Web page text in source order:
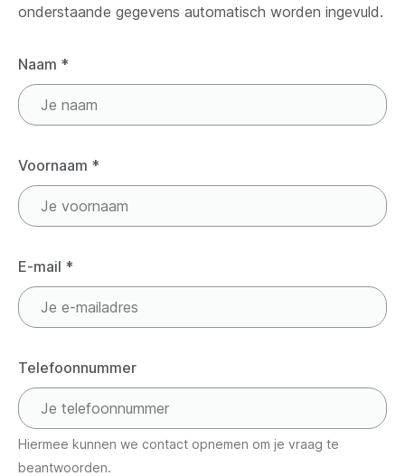
onderstaande gegevens automatisch worden ingevuld.
Naam *
Voornaam *
E-mail *
Telefoonnummer
Hiermee kunnen we contact opnemen om je vraag te
beantwoorden.